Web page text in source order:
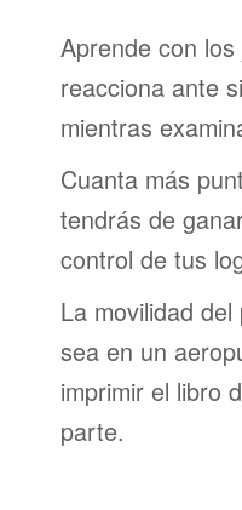
Aprende con
reacciona ante
mientras
Cuanta más
tendrás de
control de tus
La movilidad
sea en un
imprimir el libro
parte.